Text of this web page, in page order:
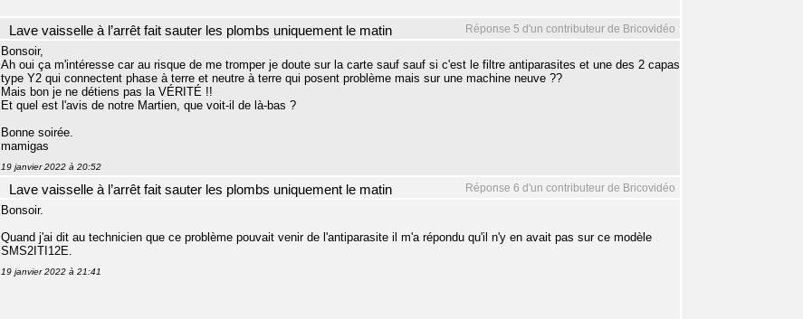
Réponse 5 d'un contributeur de Bricovidéo
Lave vaisselle à l’arrêt fait sauter les plombs uniquement le matin
Bonsoir,
Ah oui ça m'intéresse car au risque de me tromper je doute sur la carte sauf sauf si c'est le filtre antiparasites et une des 2 capas
type Y2 qui connectent phase à terre et neutre à terre qui posent problème mais sur une machine neuve ??
Mais bon je ne détiens pas la VÉRITÉ !!
Et quel est l'avis de notre Martien, que voit-il de là-bas ?
Bonne soirée.
mamigas
19 janvier 2022 à 20:52
Réponse 6 d'un contributeur de Bricovidéo
Lave vaisselle à l’arrêt fait sauter les plombs uniquement le matin
Bonsoir.
Quand j'ai dit au technicien que ce problème pouvait venir de l'antiparasite il m'a répondu qu'il n'y en avait pas sur ce modèle
SMS2ITI12E.
19 janvier 2022 à 21:41